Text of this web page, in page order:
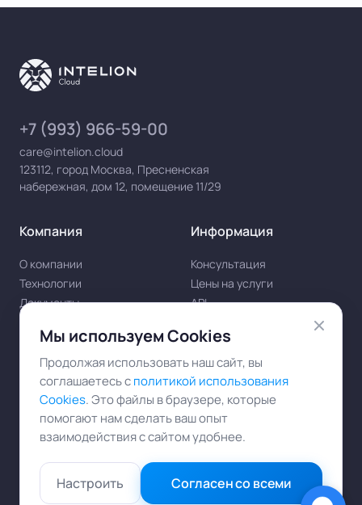
Мы используем Cookies
Продолжая использовать наш сайт, вы
соглашаетесь сполитикой использования
Cookies. Это файлы в браузере, которые
помогают нам сделать ваш опыт
взаимодействия с сайтом удобнее.
Настроить Согласен со всеми
+7 (993) 966-59-00
care@intelion.cloud
123112, город Москва, Пресненская
набережная, дом 12, помещение 11/29
Компания
О компании
Технологии
Документы
Информация
Консультация
Цены на услуги
API
Наши проекты
Telegram канал
Медиа про ИИ
© ООО "Интелион Облако" 2024-2026